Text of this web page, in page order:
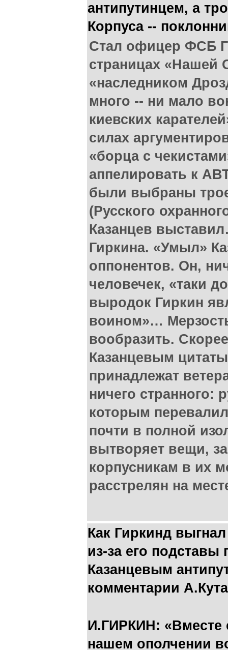
антипутинцем, а
Корпуса --
Стал офицер ФСБ
страницах
«наследником
много -- ни мало
киевских
силах
«борца с
аппелировать к
были выбраны
(Русского
Казанцев
Гиркина. «Умыл»
оппонентов. Он,
человечек, «таки
выродок Гиркин
воином»…
вообразить.
Казанцевым
принадлежат
ничего странного:
которым
почти в полной
вытворяет вещи,
корпусникам в их
расстрелян на
Как Гиркинд
из-за его подставы
Казанцевым
комментарии
И.ГИРКИН: «Вместе
нашем ополчении